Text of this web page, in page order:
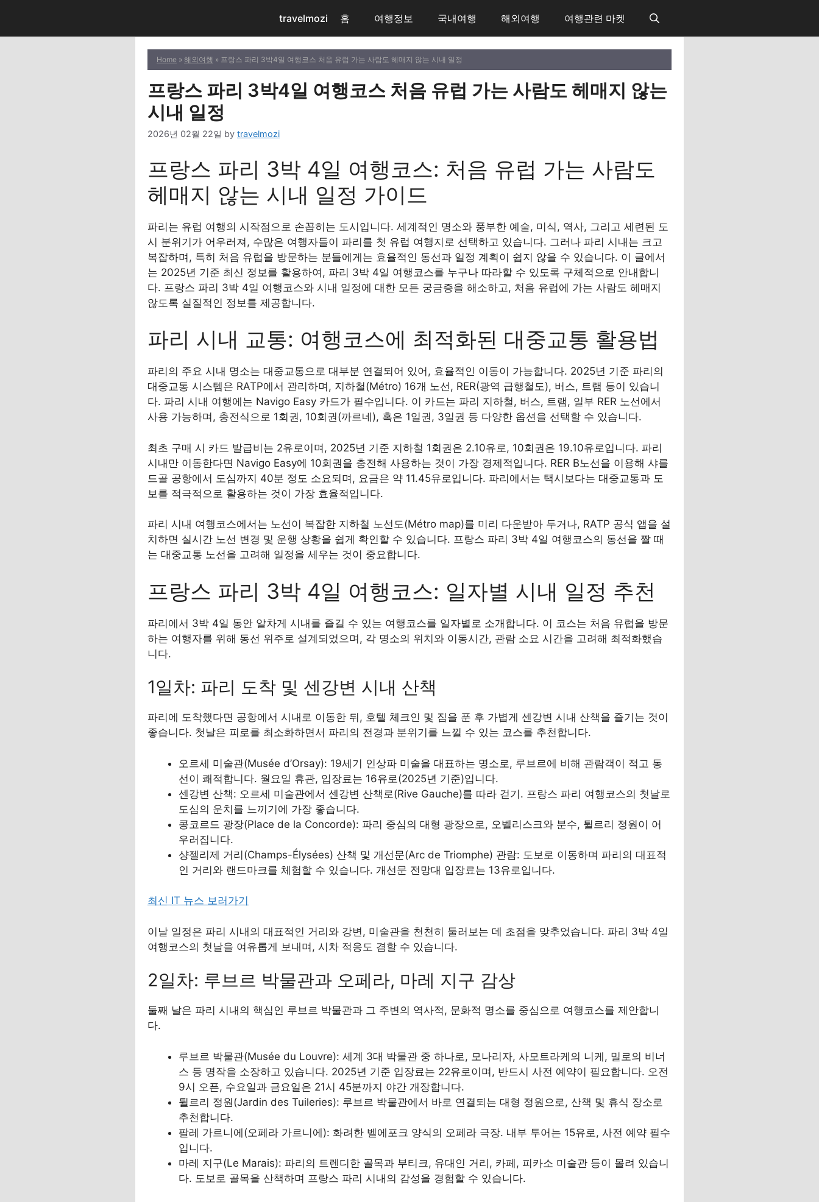
content
travelmozi 홈 여행정보 국내여행 해외여행 여행관련 마켓
Home » 해외여행 » 프랑스 파리 3박4일 여행코스 처음 유럽 가는 사람도 헤매지 않는 시내 일정
프랑스 파리 3박4일 여행코스 처음 유럽 가는 사람도 헤매지 않는
시내 일정
2026년 02월 22일 by travelmozi
프랑스 파리 3박 4일 여행코스: 처음 유럽 가는 사람도
헤매지 않는 시내 일정 가이드
파리는 유럽 여행의 시작점으로 손꼽히는 도시입니다. 세계적인 명소와 풍부한 예술, 미식, 역사, 그리고 세련된 도
시 분위기가 어우러져, 수많은 여행자들이 파리를 첫 유럽 여행지로 선택하고 있습니다. 그러나 파리 시내는 크고
복잡하며, 특히 처음 유럽을 방문하는 분들에게는 효율적인 동선과 일정 계획이 쉽지 않을 수 있습니다. 이 글에서
는 2025년 기준 최신 정보를 활용하여, 파리 3박 4일 여행코스를 누구나 따라할 수 있도록 구체적으로 안내합니
다. 프랑스 파리 3박 4일 여행코스와 시내 일정에 대한 모든 궁금증을 해소하고, 처음 유럽에 가는 사람도 헤매지
않도록 실질적인 정보를 제공합니다.
파리 시내 교통: 여행코스에 최적화된 대중교통 활용법
파리의 주요 시내 명소는 대중교통으로 대부분 연결되어 있어, 효율적인 이동이 가능합니다. 2025년 기준 파리의
대중교통 시스템은 RATP에서 관리하며, 지하철(Métro) 16개 노선, RER(광역 급행철도), 버스, 트램 등이 있습니
다. 파리 시내 여행에는 Navigo Easy 카드가 필수입니다. 이 카드는 파리 지하철, 버스, 트램, 일부 RER 노선에서
사용 가능하며, 충전식으로 1회권, 10회권(까르네), 혹은 1일권, 3일권 등 다양한 옵션을 선택할 수 있습니다.
최초 구매 시 카드 발급비는 2유로이며, 2025년 기준 지하철 1회권은 2.10유로, 10회권은 19.10유로입니다. 파리
시내만 이동한다면 Navigo Easy에 10회권을 충전해 사용하는 것이 가장 경제적입니다. RER B노선을 이용해 샤를
드골 공항에서 도심까지 40분 정도 소요되며, 요금은 약 11.45유로입니다. 파리에서는 택시보다는 대중교통과 도
보를 적극적으로 활용하는 것이 가장 효율적입니다.
파리 시내 여행코스에서는 노선이 복잡한 지하철 노선도(Métro map)를 미리 다운받아 두거나, RATP 공식 앱을 설
치하면 실시간 노선 변경 및 운행 상황을 쉽게 확인할 수 있습니다. 프랑스 파리 3박 4일 여행코스의 동선을 짤 때
는 대중교통 노선을 고려해 일정을 세우는 것이 중요합니다.
프랑스 파리 3박 4일 여행코스: 일자별 시내 일정 추천
파리에서 3박 4일 동안 알차게 시내를 즐길 수 있는 여행코스를 일자별로 소개합니다. 이 코스는 처음 유럽을 방문
하는 여행자를 위해 동선 위주로 설계되었으며, 각 명소의 위치와 이동시간, 관람 소요 시간을 고려해 최적화했습
니다.
1일차: 파리 도착 및 센강변 시내 산책
파리에 도착했다면 공항에서 시내로 이동한 뒤, 호텔 체크인 및 짐을 푼 후 가볍게 센강변 시내 산책을 즐기는 것이
좋습니다. 첫날은 피로를 최소화하면서 파리의 전경과 분위기를 느낄 수 있는 코스를 추천합니다.
오르세 미술관(Musée d’Orsay): 19세기 인상파 미술을 대표하는 명소로, 루브르에 비해 관람객이 적고 동
선이 쾌적합니다. 월요일 휴관, 입장료는 16유로(2025년 기준)입니다.
센강변 산책: 오르세 미술관에서 센강변 산책로(Rive Gauche)를 따라 걷기. 프랑스 파리 여행코스의 첫날로
도심의 운치를 느끼기에 가장 좋습니다.
콩코르드 광장(Place de la Concorde): 파리 중심의 대형 광장으로, 오벨리스크와 분수, 튈르리 정원이 어
우러집니다.
샹젤리제 거리(Champs-Élysées) 산책 및 개선문(Arc de Triomphe) 관람: 도보로 이동하며 파리의 대표적
인 거리와 랜드마크를 체험할 수 있습니다. 개선문 전망대 입장료는 13유로입니다.
최신 IT 뉴스 보러가기
이날 일정은 파리 시내의 대표적인 거리와 강변, 미술관을 천천히 둘러보는 데 초점을 맞추었습니다. 파리 3박 4일
여행코스의 첫날을 여유롭게 보내며, 시차 적응도 겸할 수 있습니다.
2일차: 루브르 박물관과 오페라, 마레 지구 감상
둘째 날은 파리 시내의 핵심인 루브르 박물관과 그 주변의 역사적, 문화적 명소를 중심으로 여행코스를 제안합니
다.
루브르 박물관(Musée du Louvre): 세계 3대 박물관 중 하나로, 모나리자, 사모트라케의 니케, 밀로의 비너
스 등 명작을 소장하고 있습니다. 2025년 기준 입장료는 22유로이며, 반드시 사전 예약이 필요합니다. 오전
9시 오픈, 수요일과 금요일은 21시 45분까지 야간 개장합니다.
튈르리 정원(Jardin des Tuileries): 루브르 박물관에서 바로 연결되는 대형 정원으로, 산책 및 휴식 장소로
추천합니다.
팔레 가르니에(오페라 가르니에): 화려한 벨에포크 양식의 오페라 극장. 내부 투어는 15유로, 사전 예약 필수
입니다.
마레 지구(Le Marais): 파리의 트렌디한 골목과 부티크, 유대인 거리, 카페, 피카소 미술관 등이 몰려 있습니
다. 도보로 골목을 산책하며 프랑스 파리 시내의 감성을 경험할 수 있습니다.